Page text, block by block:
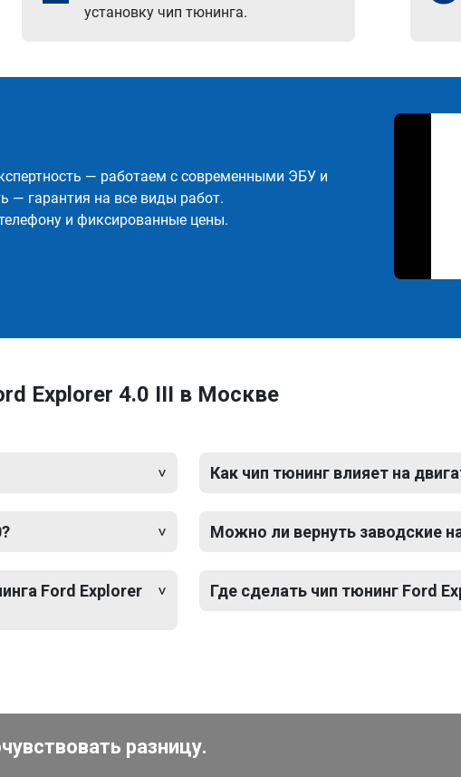
установку чип тюнинга.
— работаем с современными ЭБУ и
— гарантия на все виды работ.
и фиксированные цены.
Explorer 4.0 III в Москве
Ford Explorer
Как чип тюнинг влияет на
Можно ли вернуть заводские
Где сделать чип тюнинг Ford
разницу.